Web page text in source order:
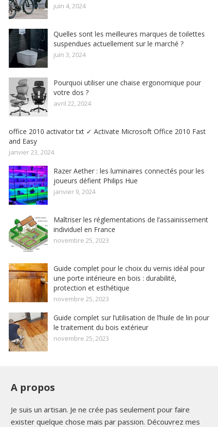
juin 4, 2024
Quelles sont les meilleures marques de toilettes
suspendues actuellement sur le marché ?
juin 3, 2024
Pourquoi utiliser une chaise ergonomique pour
votre dos ?
avril 22, 2024
office 2010 activator txt ✓ Activate Microsoft Office 2010 Fast
and Easy
janvier 23, 2024
Razer Aether : les luminaires connectés pour les
joueurs défient Philips Hue
janvier 9, 2024
Maîtriser les réglementations de l’assainissement
individuel en France
novembre 25, 2023
Guide complet pour le choix du vernis idéal pour
une porte intérieure en bois : durabilité,
protection et esthétique
novembre 25, 2023
Guide complet sur l’utilisation de l’huile de lin pour
le traitement du bois extérieur
novembre 25, 2023
A propos
Je suis un artisan. Je ne crée pas seulement pour faire
exister quelque chose mais par passion. Découvrez mes